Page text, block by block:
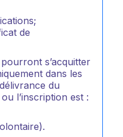
de
s’acquitter
dans les
du
l’inscription est :